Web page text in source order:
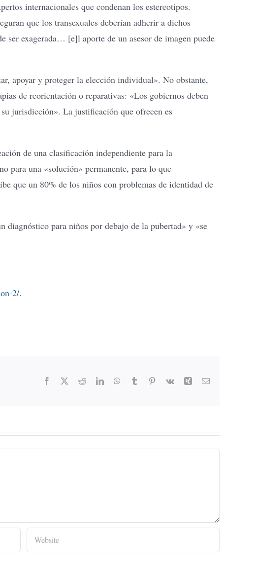
internacionales que condenan los estereotipos.
que los transexuales deberían adherir a dichos
ser exagerada… [e]l aporte de un asesor de imagen puede
apoyar y proteger la elección individual». No obstante,
de reorientación o reparativas: «Los gobiernos deben
jurisdicción». La justificación que ofrecen es
de una clasificación independiente para la
para una «solución» permanente, para lo que
que un 80% de los niños con problemas de identidad de
diagnóstico para niños por debajo de la pubertad» y «se
2/.
Facebook RedditLinkedInWhatsApp
Tumblr Pinterest
Vk Xing Email